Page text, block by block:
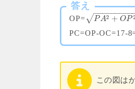
答え
OP= PA2 + OP
−−−−−−−−−
√
PC=OP-OC=17-
この図は